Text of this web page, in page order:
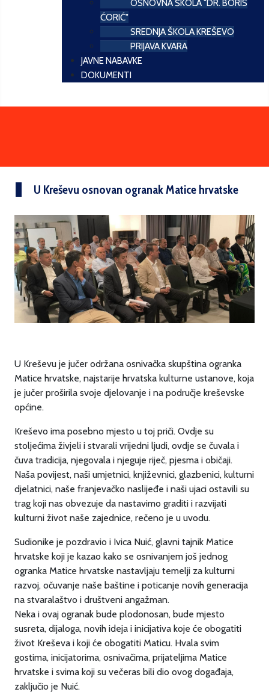
OSNOVNA ŠKOLA "DR. BORIS
ĆORIĆ"
SREDNJA ŠKOLA KREŠEVO
PRIJAVA KVARA
JAVNE NABAVKE
DOKUMENTI
U Kreševu osnovan ogranak Matice hrvatske
U Kreševu je jučer održana osnivačka skupština ogranka
Matice hrvatske, najstarije hrvatska kulturne ustanove, koja
je jučer proširila svoje djelovanje i na područje kreševske
općine.
Kreševo ima posebno mjesto u toj priči. Ovdje su
stoljećima živjeli i stvarali vrijedni ljudi, ovdje se čuvala i
čuva tradicija, njegovala i njeguje riječ, pjesma i običaji.
Naša povijest, naši umjetnici, književnici, glazbenici, kulturni
djelatnici, naše franjevačko naslijeđe i naši ujaci ostavili su
trag koji nas obvezuje da nastavimo graditi i razvijati
kulturni život naše zajednice, rečeno je u uvodu.
Sudionike je pozdravio i Ivica Nuić, glavni tajnik Matice
hrvatske koji je kazao kako se osnivanjem još jednog
ogranka Matice hrvatske nastavljaju temelji za kulturni
razvoj, očuvanje naše baštine i poticanje novih generacija
na stvaralaštvo i društveni angažman.
Neka i ovaj ogranak bude plodonosan, bude mjesto
susreta, dijaloga, novih ideja i inicijativa koje će obogatiti
život Kreševa i koji će obogatiti Maticu. Hvala svim
gostima, inicijatorima, osnivačima, prijateljima Matice
hrvatske i svima koji su večeras bili dio ovog događaja,
zaključio je Nuić.